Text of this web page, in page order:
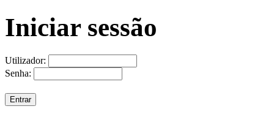
Iniciar sessão
Utilizador:
Senha: